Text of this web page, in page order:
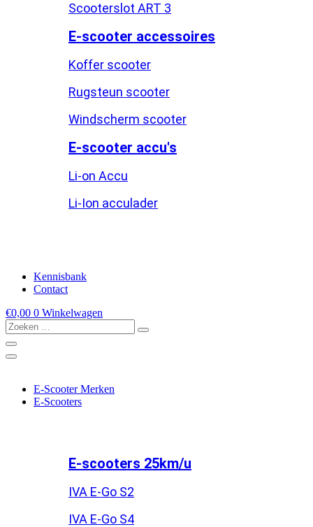
Scooterslot ART 3
E-scooter accessoires
Koffer scooter
Rugsteun scooter
Windscherm scooter
E-scooter accu's
Li-on Accu
Li-Ion acculader
Kennisbank
Contact
€0,00 0 Winkelwagen
Zoeken
…
E-Scooter Merken
E-Scooters
E-scooters 25km/u
IVA E-Go S2
IVA E-Go S4